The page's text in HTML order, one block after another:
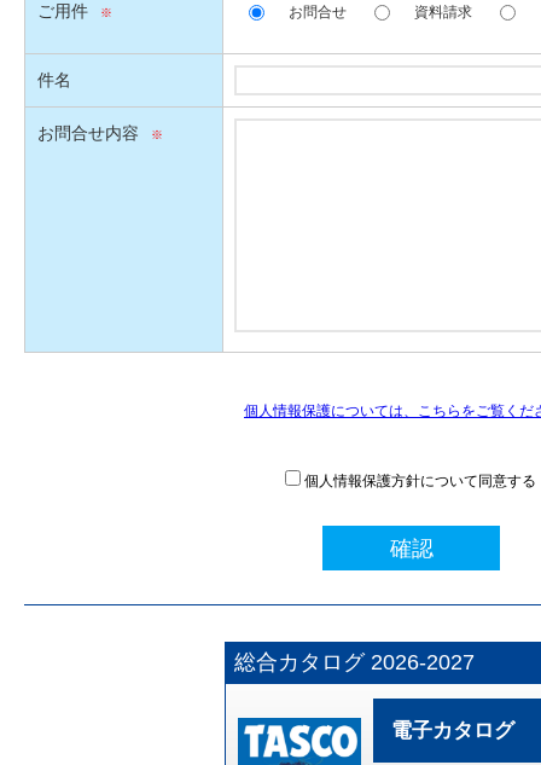
ご用件 お問合せ 資料請求
件名
お問合せ内容
個人情報保護については、こちらをご覧くだ
個人情報保護方針について同意する
確認
総合カタログ 2026-2027
電子カタログ